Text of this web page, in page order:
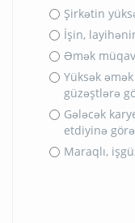
Şirkətin
İşin,
Əmək
Yüksək
güzəştlərə
Gələcək
etdiyinə görə
Maraqlı,